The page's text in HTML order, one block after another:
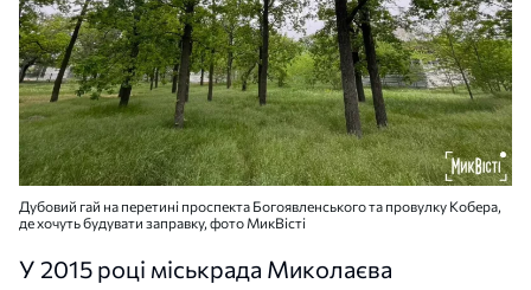
Дубовий гай на перетині проспекта Богоявленського та провулку Кобера,
де хочуть будувати заправку, фото МикВісті
У 2015 році міськрада Миколаєва